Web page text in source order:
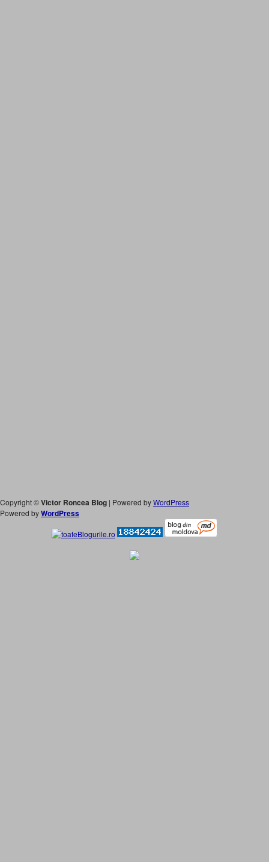
Copyright ©Victor Roncea Blog | Powered byWordPress
Powered byWordPress